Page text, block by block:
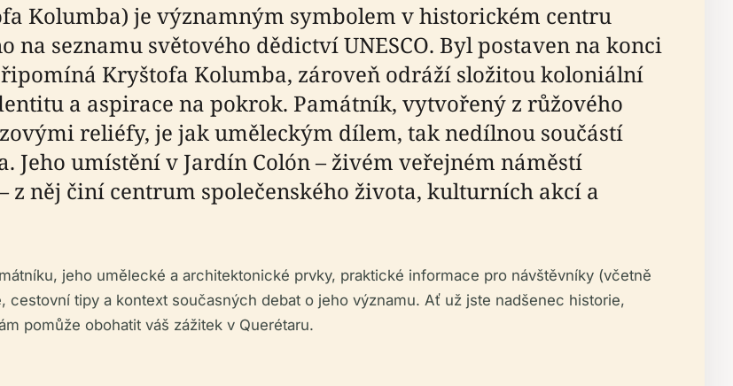
Kolumba) je významným symbolem v historickém centru
na seznamu světového dědictví UNESCO. Byl postaven na konci
Kryštofa Kolumba, zároveň odráží složitou koloniální
a aspirace na pokrok. Památník, vytvořený z růžového
reliéfy, je jak uměleckým dílem, tak nedílnou součástí
umístění v Jardín Colón – živém veřejném náměstí
něj činí centrum společenského života, kulturních akcí a
jeho umělecké a architektonické prvky, praktické informace pro návštěvníky (včetně
tipy a kontext současných debat o jeho významu. Ať už jste nadšenec historie,
pomůže obohatit váš zážitek v Querétaru.